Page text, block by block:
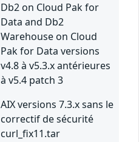
Db2 on Cloud Pak for
Data and Db2
Warehouse on Cloud
Pak for Data versions
v4.8 à v5.3.x antérieures
à v5.4 patch 3
AIX versions 7.3.x sans le
correctif de sécurité
curl_fix11.tar